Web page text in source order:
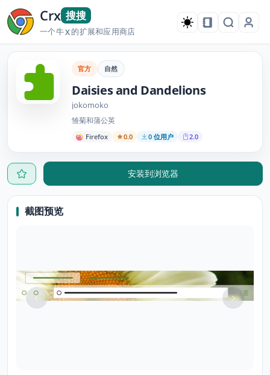
Crx 搜搜
一个牛X的扩展和应用商店
官方 自然
Daisies and Dandelions
jokomoko
雏菊和蒲公英
Firefox 0.0 0 位用户 2.0
安装到浏览器
截图预览